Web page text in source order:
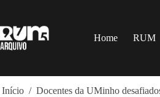
o
conteúdo
Home RUM
Início / Docentes da UMinho